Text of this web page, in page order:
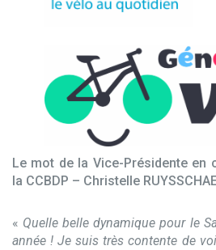
Le mot de la Vice-Présidente en
la CCBDP – Christelle
« Quelle belle dynamique pour le
année ! Je suis très contente de